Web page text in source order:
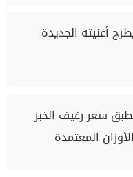
أغنيته الجديدة
سعر رغيف الخبز
المعتمدة